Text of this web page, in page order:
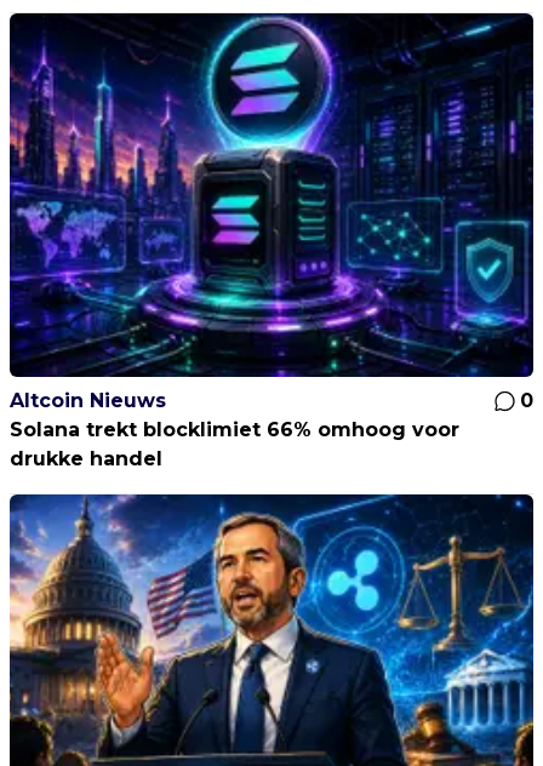
Altcoin Nieuws
0
Solana trekt blocklimiet 66% omhoog voor
drukke handel